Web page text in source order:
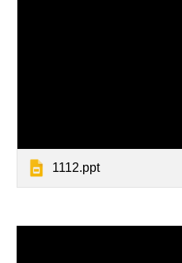
1112.ppt